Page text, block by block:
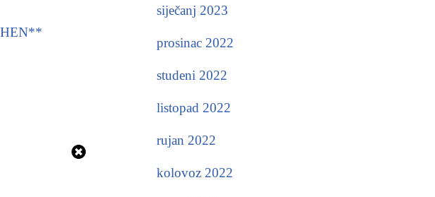
siječanj 2023
prosinac 2022
studeni 2022
listopad 2022
rujan 2022
kolovoz 2022